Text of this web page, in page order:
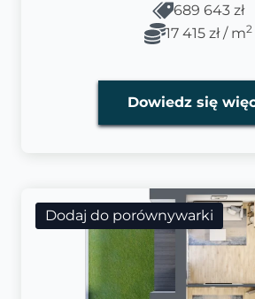
689 643 zł
17 415 zł / m2
Dowiedz się
Dodaj do porównywarki